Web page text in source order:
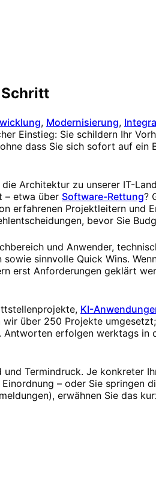
, Modernisierung,
Einstieg: Sie schildern Ihr
dass Sie sich sofort auf ein
Architektur zu unserer IT-
– etwa über Software-Rettung?
erfahrenen Projektleitern und
bevor Sie
und Anwender,
sinnvolle Quick Wins.
erst Anforderungen geklärt
KI-
wir über 250 Projekte
erfolgen werktags in
Termindruck. Je konkreter
– oder Sie springen
erwähnen Sie das